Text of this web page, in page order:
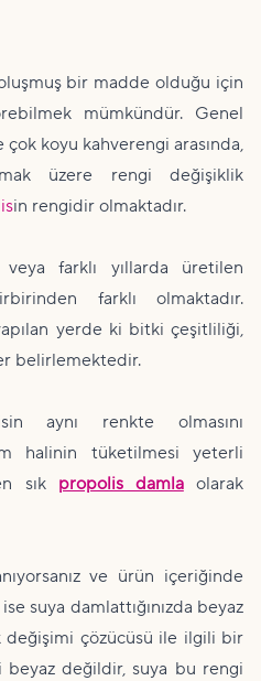
bir madde olduğu için
mümkündür. Genel
çok koyu kahverengi arasında,
üzere rengi değişiklik
in rengidir olmaktadır.
farklı yıllarda üretilen
farklı olmaktadır.
yerde ki bitki çeşitliliği,
belirlemektedir.
aynı renkte olmasını
halinin tüketilmesi yeterli
sık propolis damlaolarak
ve ürün içeriğinde
suya damlattığınızda beyaz
çözücüsü ile ilgili bir
değildir, suya bu rengi